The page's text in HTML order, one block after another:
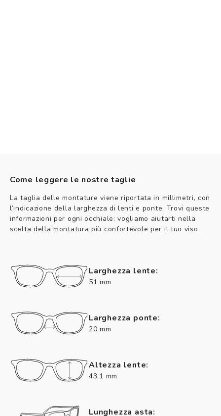
Come leggere le nostre taglie
La taglia delle montature viene riportata in millimetri, con
l’indicazione della larghezza di lenti e ponte. Trovi queste
informazioni per ogni occhiale: vogliamo aiutarti nella
scelta della montatura più confortevole per il tuo viso.
Larghezza lente:
51 mm
Larghezza ponte:
20 mm
Altezza lente:
43.1 mm
Lunghezza asta: